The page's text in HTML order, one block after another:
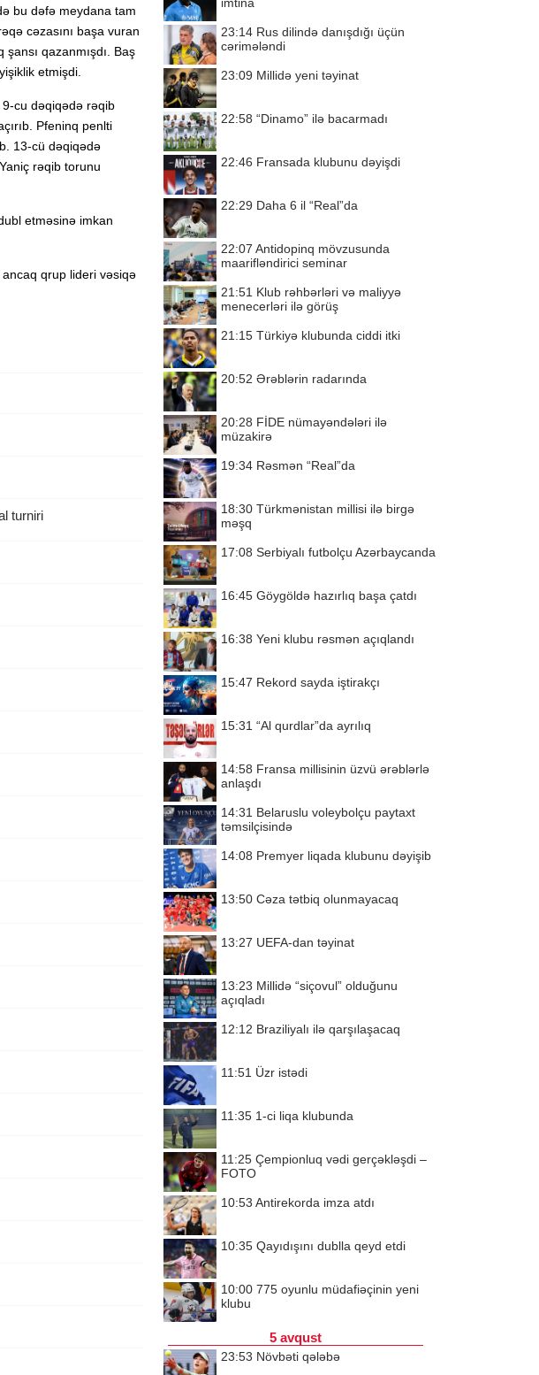
bu dəfə meydana tam
cəzasını başa vuran
qazanmışdı. Baş
etmişdi.
9-cu dəqiqədə rəqib
Pfeninq penlti
13-cü dəqiqədə
Yaniç rəqib torunu
etməsinə imkan
ancaq qrup lideri vəsiqə
turniri
23:14 Rus dilində danışdığı üçün
cərimələndi
23:09 Millidə yeni təyinat
22:58 “Dinamo” ilə bacarmadı
22:46 Fransada klubunu dəyişdi
22:29 Daha 6 il “Real”da
22:07 Antidopinq mövzusunda
maarifləndirici seminar
21:51 Klub rəhbərləri və maliyyə
menecerləri ilə görüş
21:15 Türkiyə klubunda ciddi itki
20:52 Ərəblərin radarında
20:28 FİDE nümayəndələri ilə
müzakirə
19:34 Rəsmən “Real”da
18:30 Türkmənistan millisi ilə birgə
məşq
17:08 Serbiyalı futbolçu Azərbaycanda
16:45 Göygöldə hazırlıq başa çatdı
16:38 Yeni klubu rəsmən açıqlandı
15:47 Rekord sayda iştirakçı
15:31 “Al qurdlar”da ayrılıq
14:58 Fransa millisinin üzvü ərəblərlə
anlaşdı
14:31 Belaruslu voleybolçu paytaxt
təmsilçisində
14:08 Premyer liqada klubunu dəyişib
13:50 Cəza tətbiq olunmayacaq
13:27 UEFA-dan təyinat
13:23 Millidə “siçovul” olduğunu
açıqladı
12:12 Braziliyalı ilə qarşılaşacaq
11:51 Üzr istədi
11:35 1-ci liqa klubunda
11:25 Çempionluq vədi gerçəkləşdi –
FOTO
10:53 Antirekorda imza atdı
10:35 Qayıdışını dublla qeyd etdi
10:00 775 oyunlu müdafiəçinin yeni
klubu
5 avqust
23:53 Növbəti qələbə